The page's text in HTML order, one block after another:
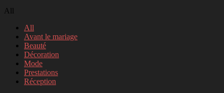
All
All
Avant le mariage
Beauté
Décoration
Mode
Prestations
Réception